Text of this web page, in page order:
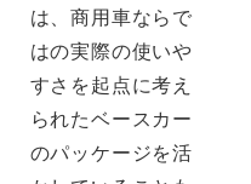
は、商用車ならで
はの実際の使いや
すさを起点に考え
られたベースカー
のパッケージを活